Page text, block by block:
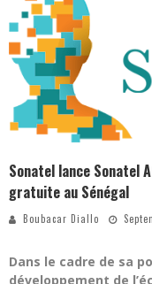
Sonatel lance Sonatel
gratuite au Sénégal
Boubacar Diallo
Dans le cadre de sa
développement de